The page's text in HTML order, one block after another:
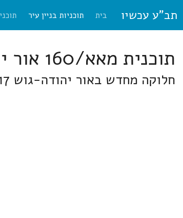
תב"ע עכשיו בית תוכניות בניין עיר
תוכנית מאא/160 אור יהודה
חלוקה מחדש באור יהודה-גוש 7217 ח.49,38,36,7-4.חח.53,48,47.